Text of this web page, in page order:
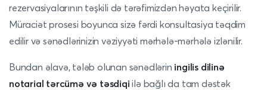
rezervasiyalarının təşkili də tərəfimizdən həyata keçirilir.
Müraciət prosesi boyunca sizə fərdi konsultasiya təqdim
edilir və sənədlərinizin vəziyyəti mərhələ-mərhələ izlənilir.
Bundan əlavə, tələb olunan sənədlərin ingilis dilinə
notarial tərcümə və təsdiqi ilə bağlı da tam dəstək